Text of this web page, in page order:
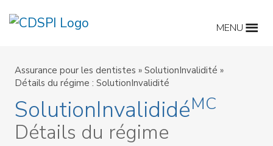
to
MENU
Assurance pour les dentistes » SolutionInvalidité »
Détails du régime : SolutionInvalidité
SolutionInvalididéMC
Détails du régime